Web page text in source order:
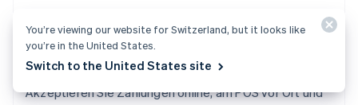
Payments
Akzeptieren Sie Zahlungen online, am POS vor Ort und
Schweden
Svenska English
Schweiz
Singapur
You’re viewing our website for Switzerland, but it looks like
you’re in the United States.
Switch to the United States site